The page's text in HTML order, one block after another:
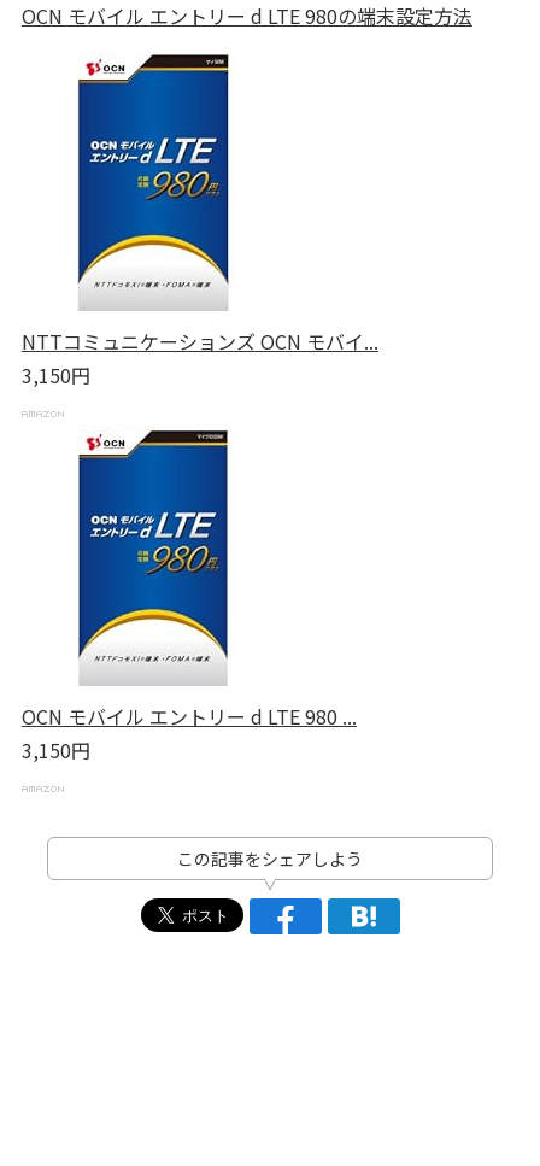
OCN モバイル エントリー d LTE 980の端末設定方法
NTTコミュニケーションズ OCN モバイ...
3,150円
OCN モバイル エントリー d LTE 980 ...
3,150円
この記事をシェアしよう